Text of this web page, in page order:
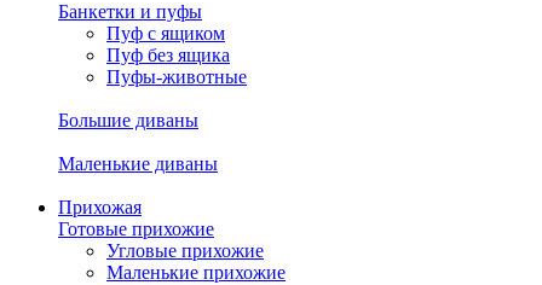
Банкетки и пуфы
Пуф с ящиком
Пуф без ящика
Пуфы-животные
Большие диваны
Маленькие диваны
Прихожая
Готовые прихожие
Угловые прихожие
Маленькие прихожие